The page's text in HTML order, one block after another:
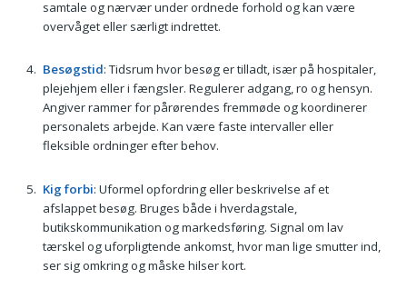
samtale og nærvær under ordnede forhold og kan være
overvåget eller særligt indrettet.
Besøgstid: Tidsrum hvor besøg er tilladt, især på hospitaler,
plejehjem eller i fængsler. Regulerer adgang, ro og hensyn.
Angiver rammer for pårørendes fremmøde og koordinerer
personalets arbejde. Kan være faste intervaller eller
fleksible ordninger efter behov.
Kig forbi: Uformel opfordring eller beskrivelse af et
afslappet besøg. Bruges både i hverdagstale,
butikskommunikation og markedsføring. Signal om lav
tærskel og uforpligtende ankomst, hvor man lige smutter ind,
ser sig omkring og måske hilser kort.